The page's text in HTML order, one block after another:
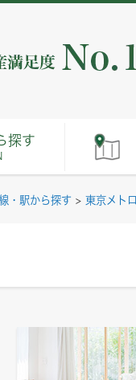
探す
・駅から探す > 東京メト